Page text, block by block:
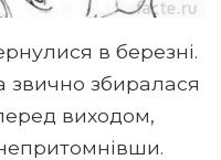
в березні.
звично збиралася
виходом,